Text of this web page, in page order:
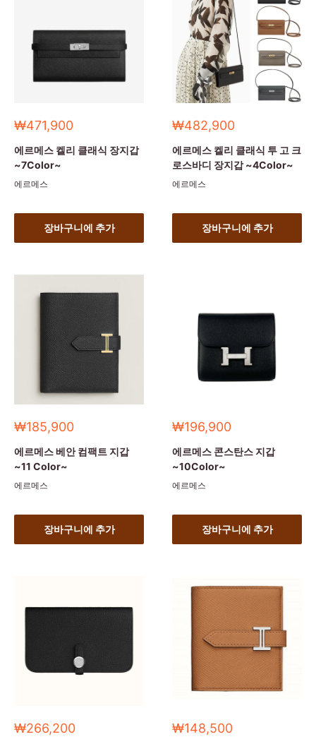
세
가
₩471,900
에르메스 켈리 클래식 장지갑
~7Color~
에르메스
장바구니에 추가
세
가
₩482,900
에르메스 켈리 클래식 투 고 크
로스바디 장지갑 ~4Color~
에르메스
장바구니에 추가
세
가
₩185,900
에르메스 베안 컴팩트 지갑
~11 Color~
에르메스
장바구니에 추가
세
가
₩196,900
에르메스 콘스탄스 지갑
~10Color~
에르메스
장바구니에 추가
세
₩266,200
세
₩148,500